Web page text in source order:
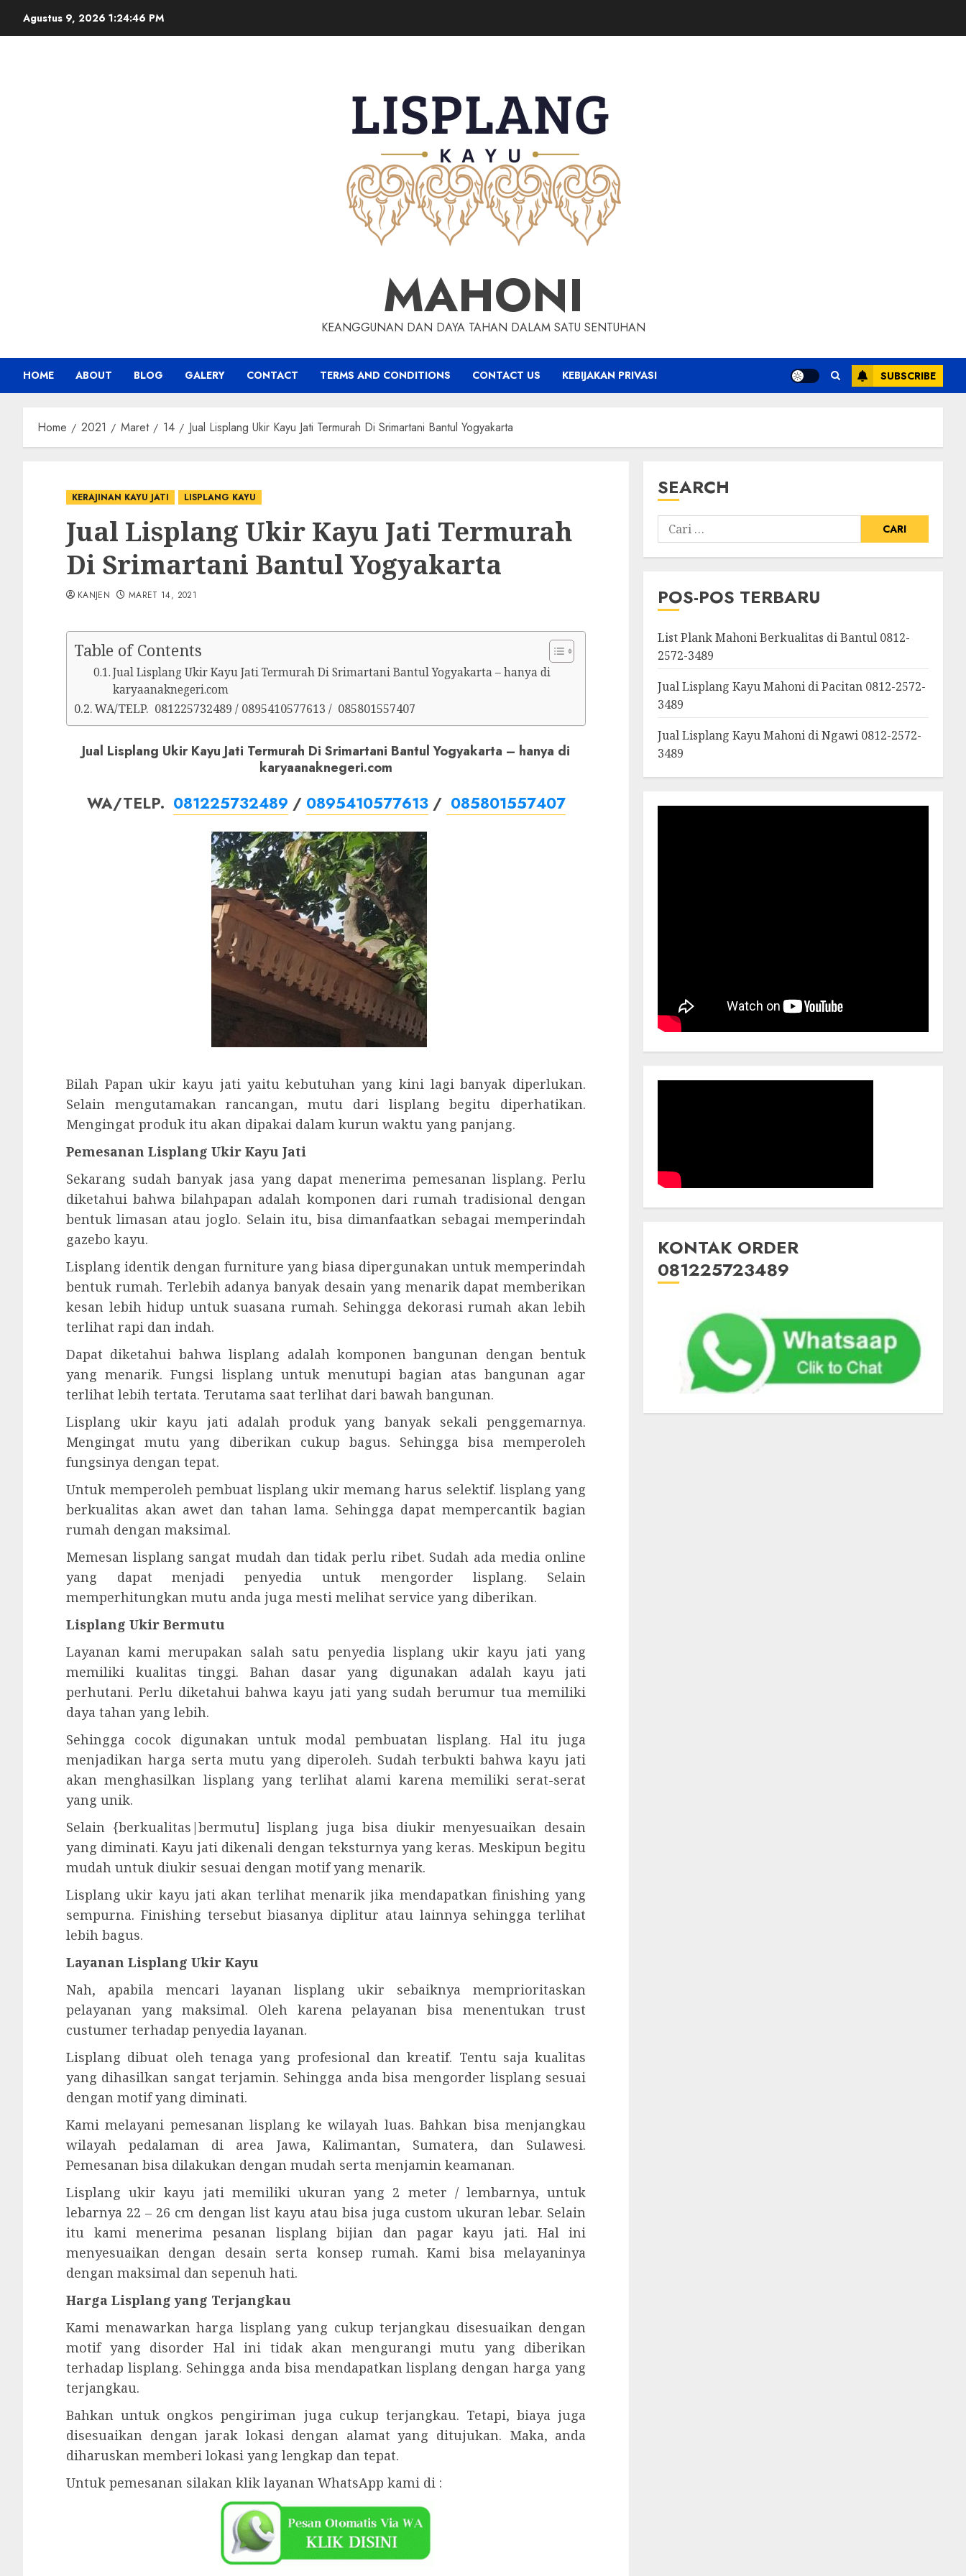
Agustus 9, 2026 1:24:47 PM
MAHONI
KEANGGUNAN DAN DAYA TAHAN DALAM SATU SENTUHAN
HOME ABOUT BLOG GALERY CONTACT TERMS AND CONDITIONS CONTACT US KEBIJAKAN PRIVASI SUBSCRIBE
Home 2021 Maret 14 Jual Lisplang Ukir Kayu Jati Termurah Di Srimartani Bantul Yogyakarta
KERAJINAN KAYU JATI LISPLANG KAYU
Jual Lisplang Ukir Kayu Jati Termurah
Di Srimartani Bantul Yogyakarta
KANJEN MARET 14, 2021
Table of Contents
Jual Lisplang Ukir Kayu Jati Termurah Di Srimartani Bantul Yogyakarta – hanya di
karyaanaknegeri.com
WA/TELP. 081225732489 / 0895410577613 / 085801557407
Jual Lisplang Ukir Kayu Jati Termurah Di Srimartani Bantul Yogyakarta – hanya di
karyaanaknegeri.com
WA/TELP. 081225732489 / 0895410577613/ 085801557407
Bilah Papan ukir kayu jati yaitu kebutuhan yang kini lagi banyak diperlukan.
Selain mengutamakan rancangan, mutu dari lisplang begitu diperhatikan.
Mengingat produk itu akan dipakai dalam kurun waktu yang panjang.
Pemesanan Lisplang Ukir Kayu Jati
Sekarang sudah banyak jasa yang dapat menerima pemesanan lisplang. Perlu
diketahui bahwa bilahpapan adalah komponen dari rumah tradisional dengan
bentuk limasan atau joglo. Selain itu, bisa dimanfaatkan sebagai memperindah
gazebo kayu.
Lisplang identik dengan furniture yang biasa dipergunakan untuk memperindah
bentuk rumah. Terlebih adanya banyak desain yang menarik dapat memberikan
kesan lebih hidup untuk suasana rumah. Sehingga dekorasi rumah akan lebih
terlihat rapi dan indah.
Dapat diketahui bahwa lisplang adalah komponen bangunan dengan bentuk
yang menarik. Fungsi lisplang untuk menutupi bagian atas bangunan agar
terlihat lebih tertata. Terutama saat terlihat dari bawah bangunan.
Lisplang ukir kayu jati adalah produk yang banyak sekali penggemarnya.
Mengingat mutu yang diberikan cukup bagus. Sehingga bisa memperoleh
fungsinya dengan tepat.
Untuk memperoleh pembuat lisplang ukir memang harus selektif. lisplang yang
berkualitas akan awet dan tahan lama. Sehingga dapat mempercantik bagian
rumah dengan maksimal.
Memesan lisplang sangat mudah dan tidak perlu ribet. Sudah ada media online
yang dapat menjadi penyedia untuk mengorder lisplang. Selain
memperhitungkan mutu anda juga mesti melihat service yang diberikan.
Lisplang Ukir Bermutu
Layanan kami merupakan salah satu penyedia lisplang ukir kayu jati yang
memiliki kualitas tinggi. Bahan dasar yang digunakan adalah kayu jati
perhutani. Perlu diketahui bahwa kayu jati yang sudah berumur tua memiliki
daya tahan yang lebih.
Sehingga cocok digunakan untuk modal pembuatan lisplang. Hal itu juga
menjadikan harga serta mutu yang diperoleh. Sudah terbukti bahwa kayu jati
akan menghasilkan lisplang yang terlihat alami karena memiliki serat-serat
yang unik.
Selain {berkualitas|bermutu] lisplang juga bisa diukir menyesuaikan desain
yang diminati. Kayu jati dikenali dengan teksturnya yang keras. Meskipun begitu
mudah untuk diukir sesuai dengan motif yang menarik.
Lisplang ukir kayu jati akan terlihat menarik jika mendapatkan finishing yang
sempurna. Finishing tersebut biasanya diplitur atau lainnya sehingga terlihat
lebih bagus.
Layanan Lisplang Ukir Kayu
Nah, apabila mencari layanan lisplang ukir sebaiknya memprioritaskan
pelayanan yang maksimal. Oleh karena pelayanan bisa menentukan trust
custumer terhadap penyedia layanan.
Lisplang dibuat oleh tenaga yang profesional dan kreatif. Tentu saja kualitas
yang dihasilkan sangat terjamin. Sehingga anda bisa mengorder lisplang sesuai
dengan motif yang diminati.
Kami melayani pemesanan lisplang ke wilayah luas. Bahkan bisa menjangkau
wilayah pedalaman di area Jawa, Kalimantan, Sumatera, dan Sulawesi.
Pemesanan bisa dilakukan dengan mudah serta menjamin keamanan.
Lisplang ukir kayu jati memiliki ukuran yang 2 meter / lembarnya, untuk
lebarnya 22 – 26 cm dengan list kayu atau bisa juga custom ukuran lebar. Selain
itu kami menerima pesanan lisplang bijian dan pagar kayu jati. Hal ini
menyesuaikan dengan desain serta konsep rumah. Kami bisa melayaninya
dengan maksimal dan sepenuh hati.
Harga Lisplang yang Terjangkau
Kami menawarkan harga lisplang yang cukup terjangkau disesuaikan dengan
motif yang disorder Hal ini tidak akan mengurangi mutu yang diberikan
terhadap lisplang. Sehingga anda bisa mendapatkan lisplang dengan harga yang
terjangkau.
Bahkan untuk ongkos pengiriman juga cukup terjangkau. Tetapi, biaya juga
disesuaikan dengan jarak lokasi dengan alamat yang ditujukan. Maka, anda
diharuskan memberi lokasi yang lengkap dan tepat.
Untuk pemesanan silakan klik layanan WhatsApp kami di :
SEARCH
POS-POS TERBARU
List Plank Mahoni Berkualitas di Bantul 0812-
2572-3489
Jual Lisplang Kayu Mahoni di Pacitan 0812-2572-
3489
Jual Lisplang Kayu Mahoni di Ngawi 0812-2572-
3489
KONTAK ORDER
081225723489